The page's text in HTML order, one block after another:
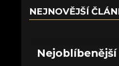
NEJNOVĚJŠÍ